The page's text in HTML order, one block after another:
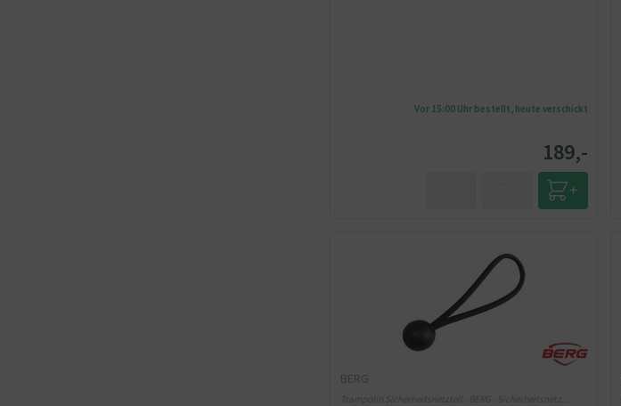
Vor 15:00 Uhr bestellt, heute verschickt
189,-
BERG
Trampolin Sicherheitsnetzteil - BERG - Sicherheitsnetz